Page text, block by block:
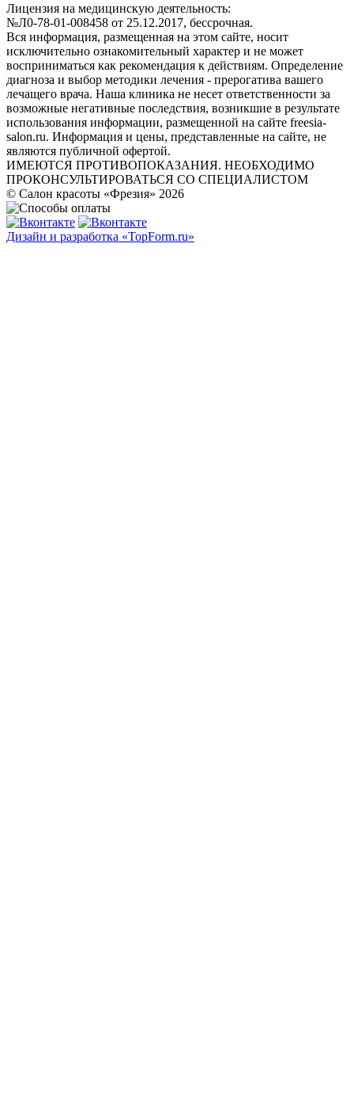
Лицензия на медицинскую деятельность:
№Л0-78-01-008458 от 25.12.2017, бессрочная.
Вся информация, размещенная на этом сайте, носит
исключительно ознакомительный характер и не может
восприниматься как рекомендация к действиям. Определение
диагноза и выбор методики лечения - прерогатива вашего
лечащего врача. Наша клиника не несет ответственности за
возможные негативные последствия, возникшие в результате
использования информации, размещенной на сайте freesia-
salon.ru. Информация и цены, представленные на сайте, не
являются публичной офертой.
ИМЕЮТСЯ ПРОТИВОПОКАЗАНИЯ. НЕОБХОДИМО
ПРОКОНСУЛЬТИРОВАТЬСЯ СО СПЕЦИАЛИСТОМ
© Салон красоты «Фрезия» 2026
Дизайн и разработка «TopForm.ru»